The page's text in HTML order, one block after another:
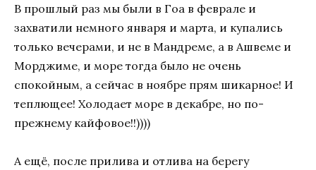
В прошлый раз мы были в Гоа в феврале и
захватили немного января и марта, и купались
только вечерами, и не в Мандреме, а в Ашвеме и
Морджиме, и море тогда было не очень
спокойным, а сейчас в ноябре прям шикарное! И
теплющее! Холодает море в декабре, но по-
прежнему кайфовое!!))))
А ещё, после прилива и отлива на берегу